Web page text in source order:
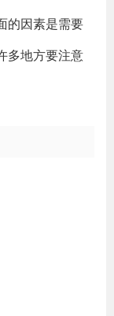
的因素是需要
多地方要注意